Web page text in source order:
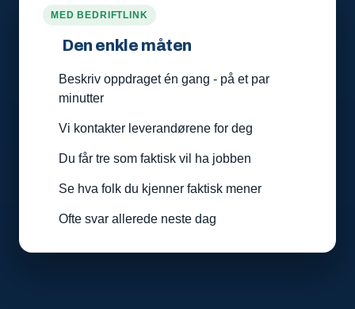
MED BEDRIFTLINK
Den enkle måten
Beskriv oppdraget én gang - på et par
minutter
Vi kontakter leverandørene for deg
Du får tre som faktisk vil ha jobben
Se hva folk du kjenner faktisk mener
Ofte svar allerede neste dag